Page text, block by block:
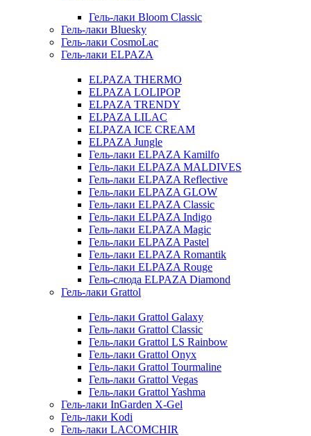
Гель-лаки Bloom Classic
Гель-лаки Bluesky
Гель-лаки CosmoLac
Гель-лаки ELPAZA
ELPAZA THERMO
ELPAZA LOLIPOP
ELPAZA TRENDY
ELPAZA LILAC
ELPAZA IСE CREAM
ELPAZA Jungle
Гель-лаки ELPAZA Kamilfo
Гель-лаки ELPAZA MALDIVES
Гель-лаки ELPAZA Reflective
Гель-лаки ELPAZA GLOW
Гель-лаки ELPAZA Classic
Гель-лаки ELPAZA Indigo
Гель-лаки ELPAZA Magic
Гель-лаки ELPAZA Pastel
Гель-лаки ELPAZA Romantik
Гель-лаки ELPAZA Rouge
Гель-слюда ELPAZA Diamond
Гель-лаки Grattol
Гель-лаки Grattol Galaxy
Гель-лаки Grattol Classic
Гель-лаки Grattol LS Rainbow
Гель-лаки Grattol Onyx
Гель-лаки Grattol Tourmaline
Гель-лаки Grattol Vegas
Гель-лаки Grattol Yashma
Гель-лаки InGarden X-Gel
Гель-лаки Kodi
Гель-лаки LACOMCHIR